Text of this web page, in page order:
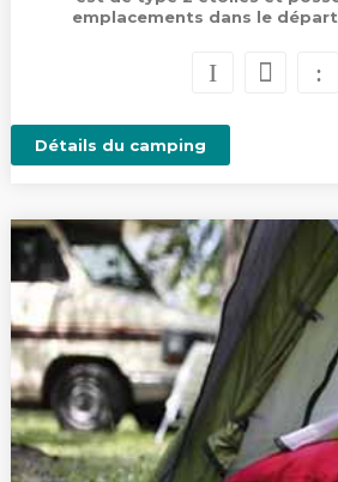
emplacements dans le
Détails du camping